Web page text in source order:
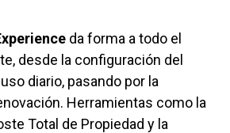
da forma a todo el
desde la configuración del
diario, pasando por la
Herramientas como la
Total de Propiedad y la